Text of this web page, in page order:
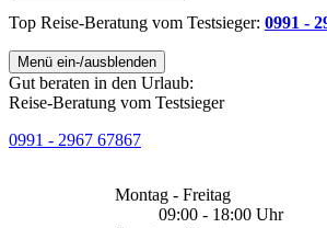
Top Reise-Beratung vom Testsieger: 0991 -
Menü ein-/ausblenden
Gut beraten in den Urlaub:
Reise-Beratung vom Testsieger
0991 - 2967 67867
Montag - Freitag
09:00 - 18:00 Uhr